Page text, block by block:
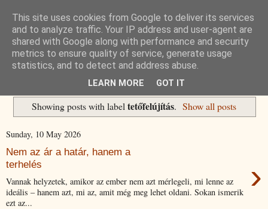
Havidíjas keresőoptimalizálás
Komplex Web+
Showing posts with label tetőfelújítás. Show all posts
Sunday, 10 May 2026
Nem az ár a határ, hanem a
terhelés
›
Vannak helyzetek, amikor az ember nem azt mérlegeli, mi lenne az
ideális – hanem azt, mi az, amit még meg lehet oldani. Sokan ismerik
ezt az...
This site uses cookies from Google to deliver its services
and to analyze traffic. Your IP address and user-agent are
shared with Google along with performance and security
metrics to ensure quality of service, generate usage
statistics, and to detect and address abuse.
LEARN MORE GOT IT